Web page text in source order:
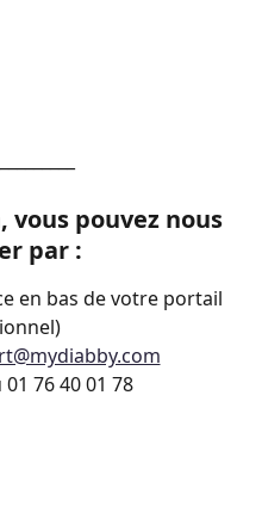
pouvez nous
par :
en bas de votre portail
01 76 40 01 78